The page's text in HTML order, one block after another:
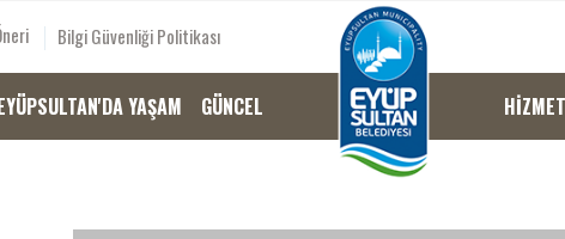
Bilgi Güvenliği Politikası
YAŞAM GÜNCEL